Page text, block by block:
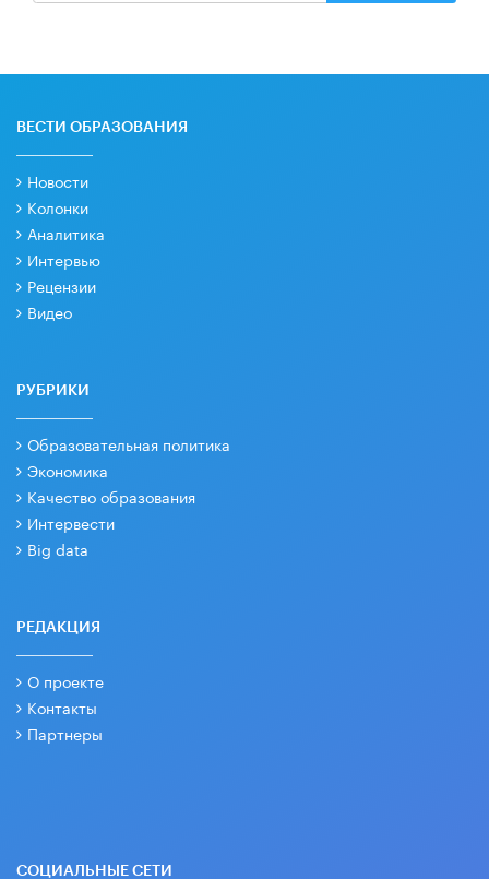
ВЕСТИ ОБРАЗОВАНИЯ
Новости
Колонки
Аналитика
Интервью
Рецензии
Видео
РУБРИКИ
Образовательная политика
Экономика
Качество образования
Интервести
Big data
РЕДАКЦИЯ
О проекте
Контакты
Партнеры
СОЦИАЛЬНЫЕ СЕТИ